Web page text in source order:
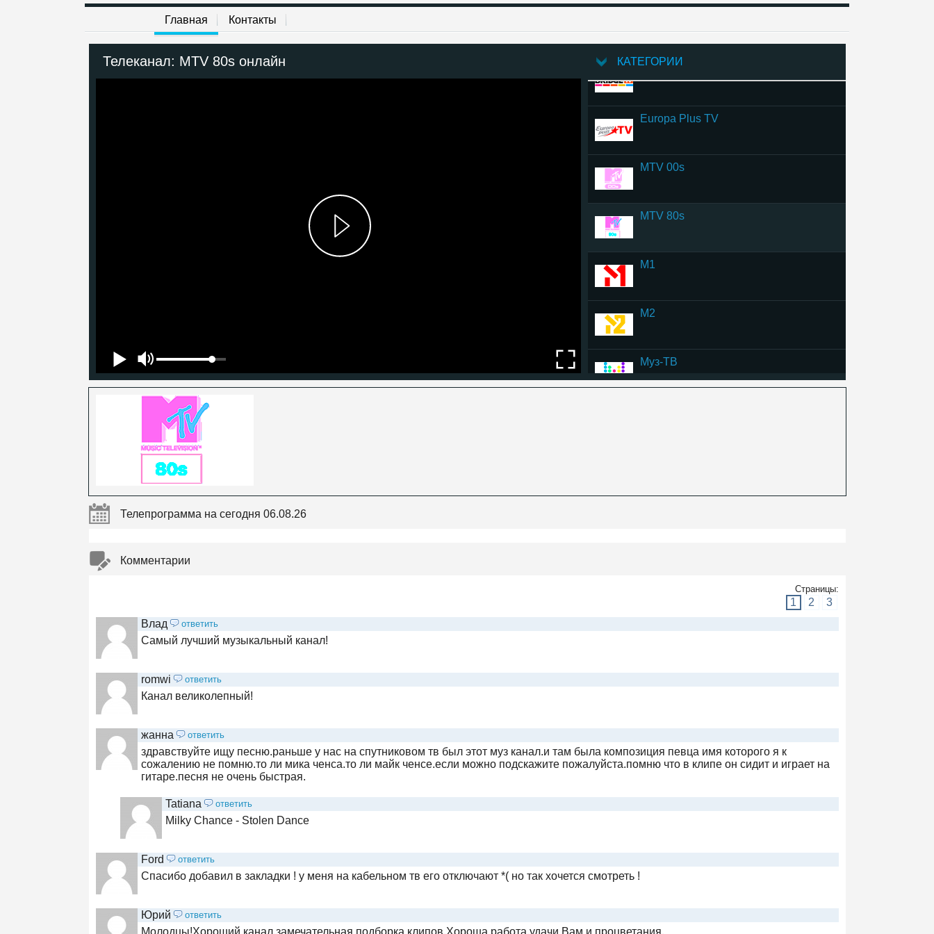
Главная Контакты
Телеканал: MTV 80s онлайн КАТЕГОРИИ
Europa Plus TV
MTV 00s
MTV 80s
M1
M2
Муз-ТВ
5 канал Украина
Телепрограмма на сегодня 06.08.26
Комментарии
Страницы:
1 2
3
Влад
ответить
Самый лучший музыкальный канал!
romwi ответить
Канал великолепный!
жанна ответить
здравствуйте ищу песню.раньше у нас на спутниковом тв был этот муз канал.и там была композиция певца имя которого я к
сожалению не помню.то ли мика ченса.то ли майк ченсе.если можно подскажите пожалуйста.помню что в клипе он сидит и играет на
гитаре.песня не очень быстрая.
Tatiana ответить
Milky Chance - Stolen Dance
Ford ответить
Спасибо добавил в закладки ! у меня на кабельном тв его отключают *( но так хочется смотреть !
Юрий ответить
Молодцы!Хороший канал,замечательная подборка клипов.Хороша работа,удачи Вам и процветания.